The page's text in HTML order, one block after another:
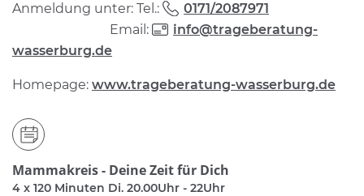
Anmeldung unter: Tel.:
0171/2087971
Email:
info@trageberatung-
wasserburg.de
Homepage: www.trageberatung-wasserburg.de
Mammakreis - Deine Zeit für Dich
4 x 120 Minuten Di. 20.00Uhr - 22Uhr